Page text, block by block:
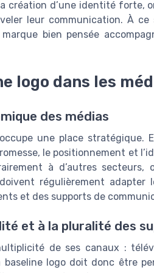
création d’une identité forte,
leur communication. À ce
bien pensée
logo dans les
des médias
une place stratégique.
le positionnement et
à d’autres secteurs,
régulièrement adapter
et des supports de
et à la pluralité des
de ses canaux :
baseline logo doit donc être